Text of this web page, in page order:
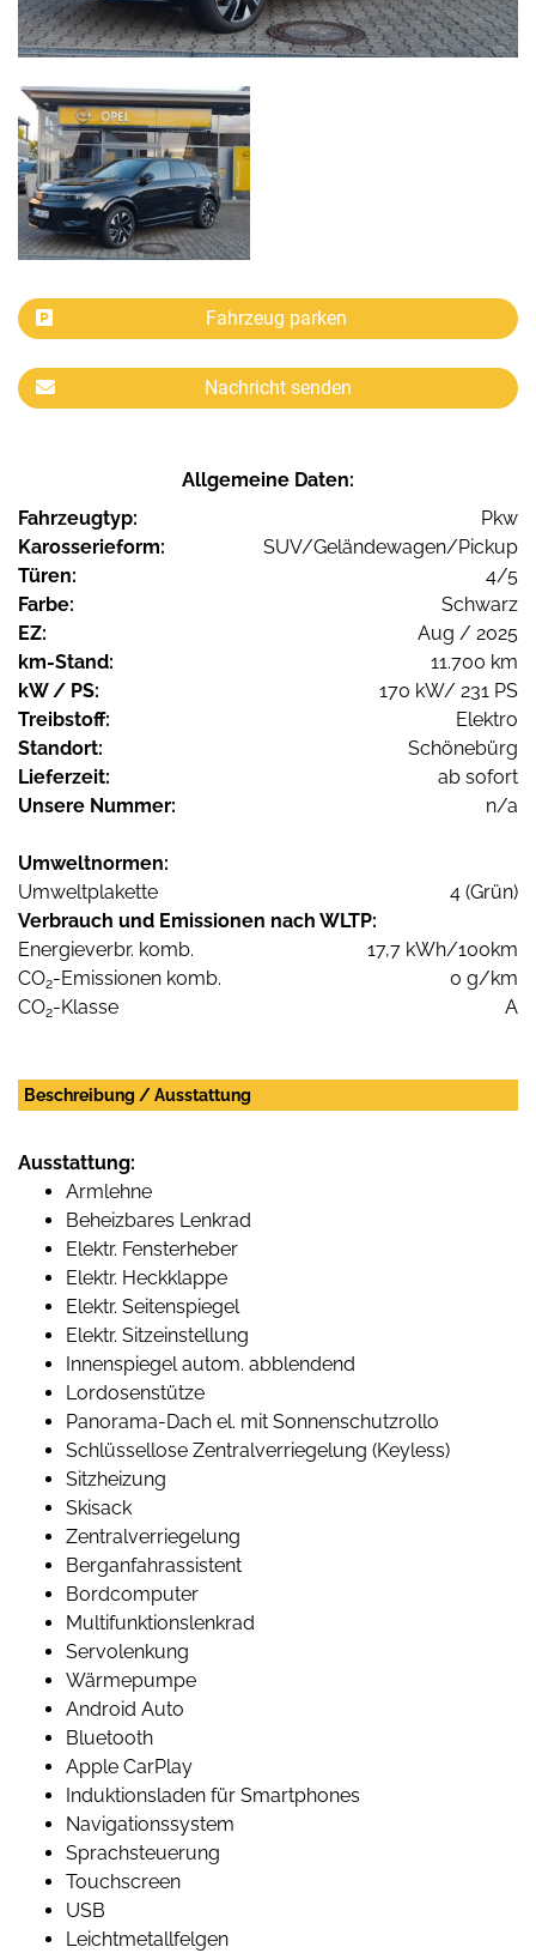
Fahrzeug parken
Nachricht senden
Allgemeine Daten:
Fahrzeugtyp:
Pkw
Karosserieform:
SUV/Geländewagen/Pickup
Türen:
4/5
Farbe:
Schwarz
EZ:
Aug / 2025
km-Stand:
11.700 km
kW / PS:
170 kW/ 231 PS
Treibstoff:
Elektro
Standort:
Schönebürg
Lieferzeit:
ab sofort
Unsere Nummer:
n/a
Umweltnormen:
Umweltplakette
4 (Grün)
Verbrauch und Emissionen nach WLTP:
Energieverbr. komb.
17,7 kWh/100km
CO2-Emissionen komb.
0 g/km
CO2-Klasse A
Beschreibung / Ausstattung
Ausstattung:
Armlehne
Beheizbares Lenkrad
Elektr. Fensterheber
Elektr. Heckklappe
Elektr. Seitenspiegel
Elektr. Sitzeinstellung
Innenspiegel autom. abblendend
Lordosenstütze
Panorama-Dach el. mit Sonnenschutzrollo
Schlüssellose Zentralverriegelung (Keyless)
Sitzheizung
Skisack
Zentralverriegelung
Berganfahrassistent
Bordcomputer
Multifunktionslenkrad
Servolenkung
Wärmepumpe
Android Auto
Bluetooth
Apple CarPlay
Induktionsladen für Smartphones
Navigationssystem
Sprachsteuerung
Touchscreen
USB
Leichtmetallfelgen